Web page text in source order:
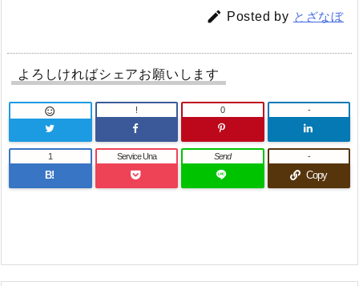
 Posted by とざなぼ
よろしければシェアお願いします
 ! 0 -
B!
1 Service Una Send
Copy
-